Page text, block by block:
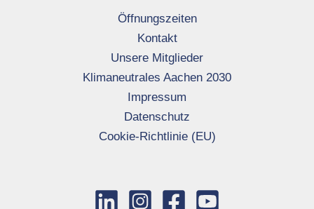
Öffnungszeiten
Kontakt
Unsere Mitglieder
Klimaneutrales Aachen 2030
Impressum
Datenschutz
Cookie-Richtlinie (EU)